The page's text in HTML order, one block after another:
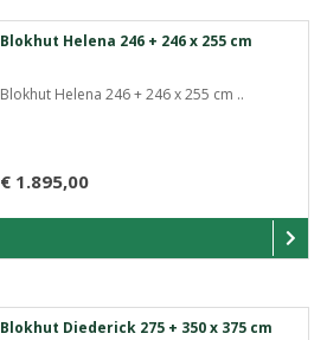
Blokhut Helena 246 + 246 x 255 cm
Blokhut Helena 246 + 246 x 255 cm ..
€ 1.895,00
Blokhut Diederick 275 + 350 x 375 cm